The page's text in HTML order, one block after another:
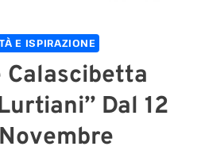
E ISPIRAZIONE
Calascibetta
Dal 12